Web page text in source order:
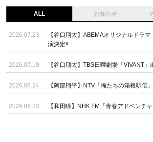
ALL お知らせ
2026.07.23
【谷口翔太】ABEMAオリジナルドラ
演決定!!
2026.07.19 【谷口翔太】TBS日曜劇場「VIVANT」
2026.06.24 【阿部翔平】NTV「俺たちの箱根駅伝
2026.06.23 【和田瞳】NHK FM「青春アドベンチ